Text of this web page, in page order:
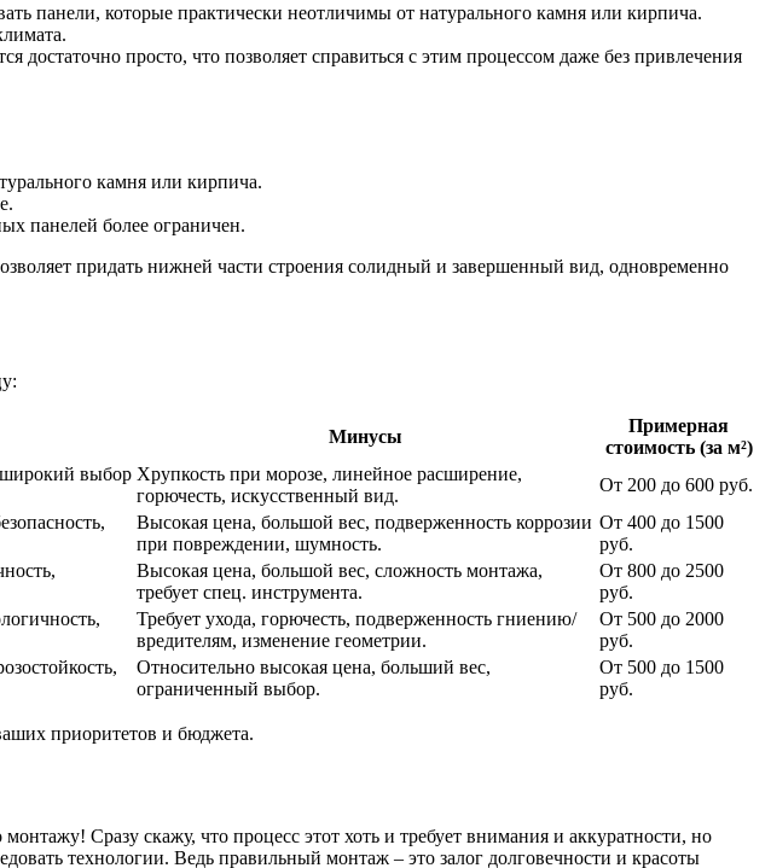
панели, которые практически неотличимы от натурального камня или кирпича.
просто, что позволяет справиться с этим процессом даже без привлечения
камня или кирпича.
панелей более ограничен.
придать нижней части строения солидный и завершенный вид, одновременно
Минусы
Примерная
стоимость (за м²)
широкий выбор Хрупкость при морозе, линейное расширение,
горючесть, искусственный вид.
От 200 до 600 руб.
Высокая цена, большой вес, подверженность коррозии
при повреждении, шумность.
От 400 до 1500
руб.
Высокая цена, большой вес, сложность монтажа,
требует спец. инструмента.
От 800 до 2500
руб.
Требует ухода, горючесть, подверженность гниению/
вредителям, изменение геометрии.
От 500 до 2000
руб.
Относительно высокая цена, больший вес,
ограниченный выбор.
От 500 до 1500
руб.
приоритетов и бюджета.
Сразу скажу, что процесс этот хоть и требует внимания и аккуратности, но
технологии. Ведь правильный монтаж – это залог долговечности и красоты